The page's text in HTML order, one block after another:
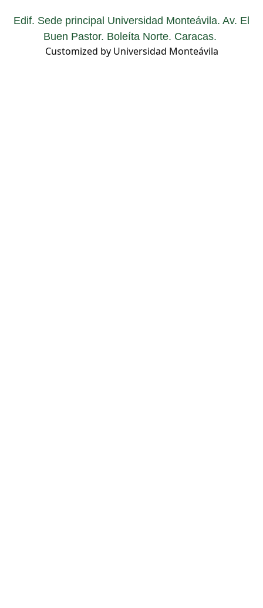
Edif. Sede principal Universidad Monteávila. Av. El
Buen Pastor. Boleíta Norte. Caracas.
Customized by Universidad Monteávila